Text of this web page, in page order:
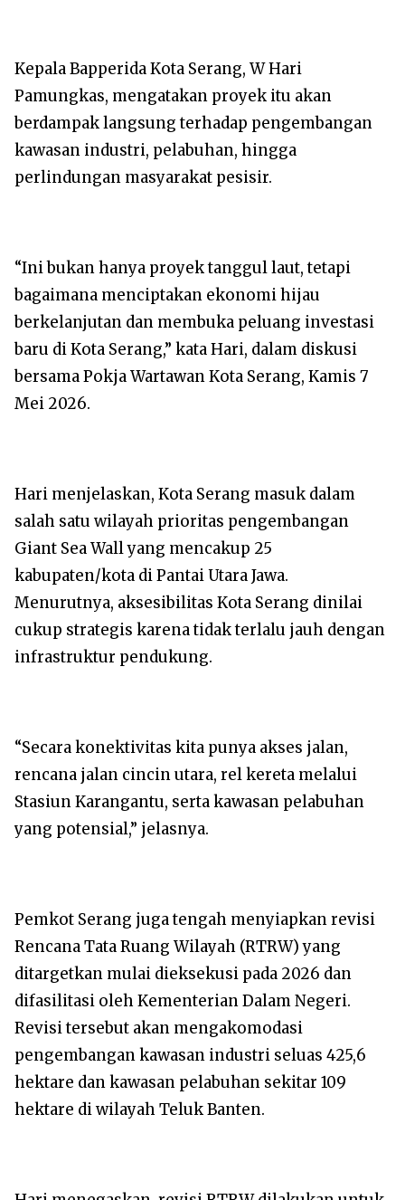
Kepala Bapperida Kota Serang, W Hari
Pamungkas, mengatakan proyek itu akan
berdampak langsung terhadap pengembangan
kawasan industri, pelabuhan, hingga
perlindungan masyarakat pesisir.
“Ini bukan hanya proyek tanggul laut, tetapi
bagaimana menciptakan ekonomi hijau
berkelanjutan dan membuka peluang investasi
baru di Kota Serang,” kata Hari, dalam diskusi
bersama Pokja Wartawan Kota Serang, Kamis 7
Mei 2026.
Hari menjelaskan, Kota Serang masuk dalam
salah satu wilayah prioritas pengembangan
Giant Sea Wall yang mencakup 25
kabupaten/kota di Pantai Utara Jawa.
Menurutnya, aksesibilitas Kota Serang dinilai
cukup strategis karena tidak terlalu jauh dengan
infrastruktur pendukung.
“Secara konektivitas kita punya akses jalan,
rencana jalan cincin utara, rel kereta melalui
Stasiun Karangantu, serta kawasan pelabuhan
yang potensial,” jelasnya.
Pemkot Serang juga tengah menyiapkan revisi
Rencana Tata Ruang Wilayah (RTRW) yang
ditargetkan mulai dieksekusi pada 2026 dan
difasilitasi oleh Kementerian Dalam Negeri.
Revisi tersebut akan mengakomodasi
pengembangan kawasan industri seluas 425,6
hektare dan kawasan pelabuhan sekitar 109
hektare di wilayah Teluk Banten.